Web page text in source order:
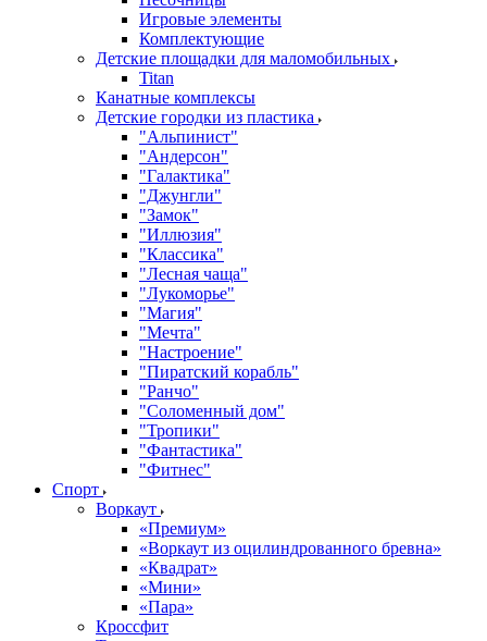
Игровые элементы
Комплектующие
Детские площадки для маломобильных
Titan
Канатные комплексы
Детские городки из пластика
"Альпинист"
"Андерсон"
"Галактика"
"Джунгли"
"Замок"
"Иллюзия"
"Классика"
"Лесная чаща"
"Лукоморье"
"Магия"
"Мечта"
"Настроение"
"Пиратский корабль"
"Ранчо"
"Соломенный дом"
"Тропики"
"Фантастика"
"Фитнес"
Спорт
Воркаут
«Премиум»
«Воркаут из оцилиндрованного бревна»
«Квадрат»
«Мини»
«Пара»
Кроссфит